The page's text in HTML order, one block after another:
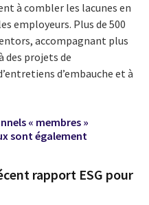
à combler les lacunes en
employeurs. Plus de 500
accompagnant plus
des projets de
d’embauche et à
« membres »
sont également
rapport ESG pour